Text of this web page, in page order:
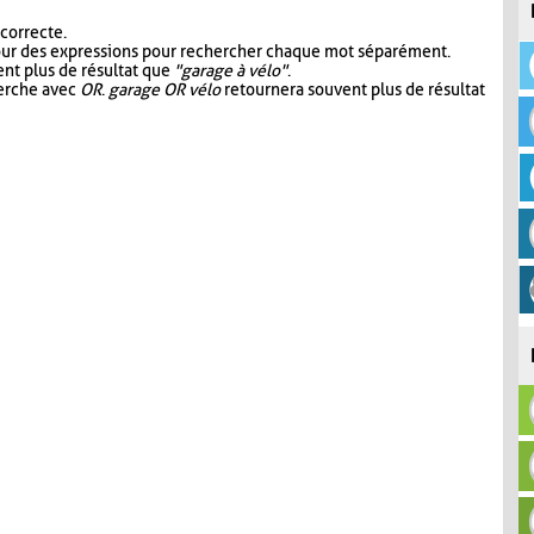
des expressions pour rechercher chaque mot séparément.
plus de résultat que "garage à vélo".
avec OR. garage OR véloretournera souvent plus de résultat